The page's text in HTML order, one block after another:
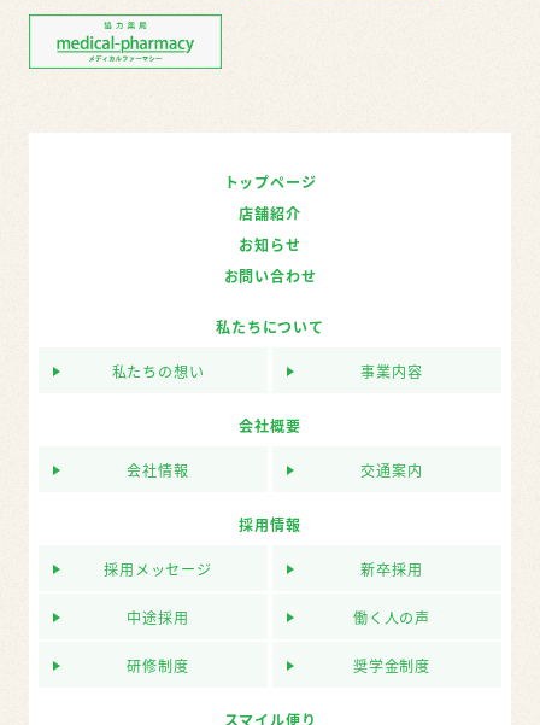
トップページ
店舗紹介
お知らせ
お問い合わせ
私たちについて
私たちの想い 事業内容
会社概要
会社情報 交通案内
採用情報
採用メッセージ 新卒採用
中途採用 働く人の声
研修制度 奨学金制度
スマイル便り